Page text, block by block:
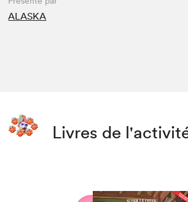
ALASKA
Livres de